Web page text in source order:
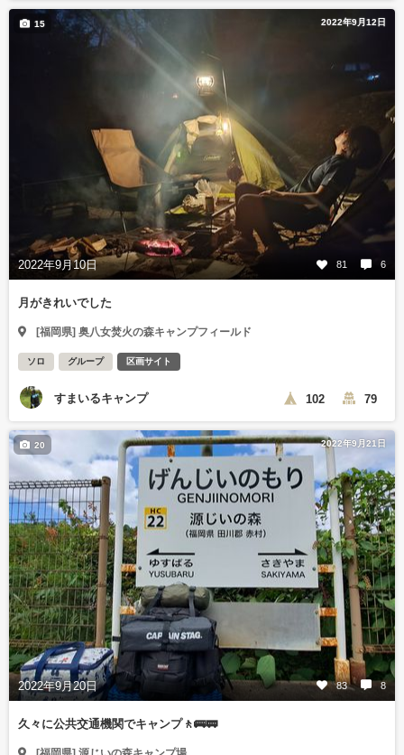
2022年9月12日
2022年9月10日 81 6
15
月がきれいでした
[福岡県] 奥八女焚火の森キャンプフィールド
ソロ グループ 区画サイト
すまいるキャンプ 102 79
2022年9月21日
2022年9月20日 83 8
20
久々に公共交通機関でキャンプ🚶🚌🚃